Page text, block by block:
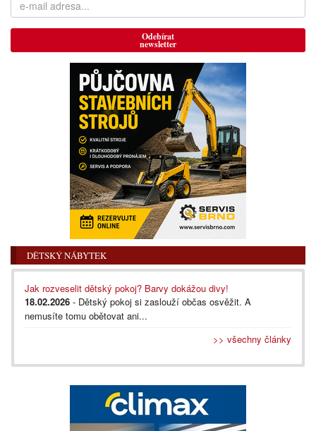
Odebírat
newsletter
DĚTSKÝ NÁBYTEK
Jak rozveselit dětský pokoj? Barvy dokážou divy!
18.02.2026 - Dětský pokoj si zaslouží občas osvěžit. A
nemusíte tomu obětovat ani...
>> všechny články